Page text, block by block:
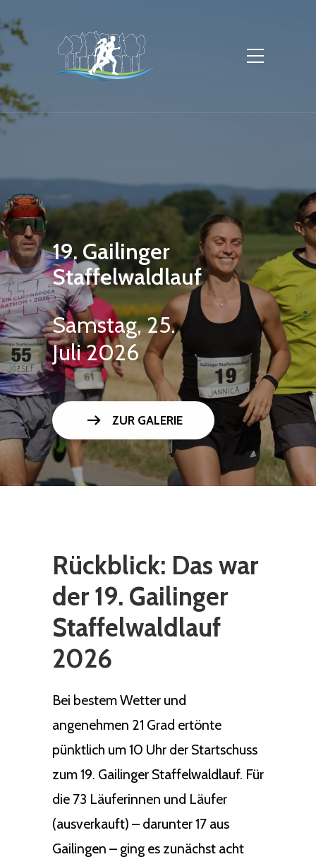
19. Gailinger
Staffelwaldlauf
Samstag, 25.
Juli 2026
arrow_right_alt ZUR GALERIE
Rückblick: Das war
der 19. Gailinger
Staffelwaldlauf
2026
Bei bestem Wetter und
angenehmen 21 Grad ertönte
pünktlich um 10 Uhr der Startschuss
zum 19. Gailinger Staffelwaldlauf. Für
die 73 Läuferinnen und Läufer
(ausverkauft) – darunter 17 aus
Gailingen – ging es zunächst acht